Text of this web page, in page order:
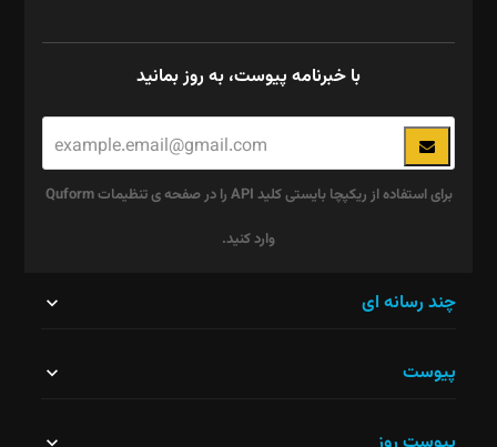
با خبرنامه پیوست، به روز بمانید
برای استفاده از ریکپچا بایستی کلید API را در صفحه ی تنظیمات Quform
وارد کنید.
نباید
چند رسانه ای
پیوست